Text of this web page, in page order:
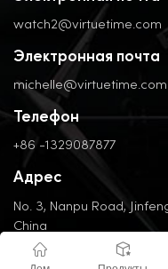
watch2@virtuetime.com
Электронная почта
michelle@virtuetime.com
Телефон
+86 -1329087877
Адрес
No. 3, Nanpu Road,
China